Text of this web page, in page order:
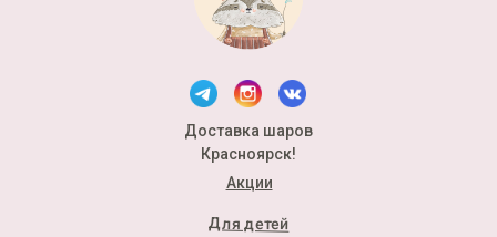
Доставка шаров
Красноярск!
Акции
Для детей